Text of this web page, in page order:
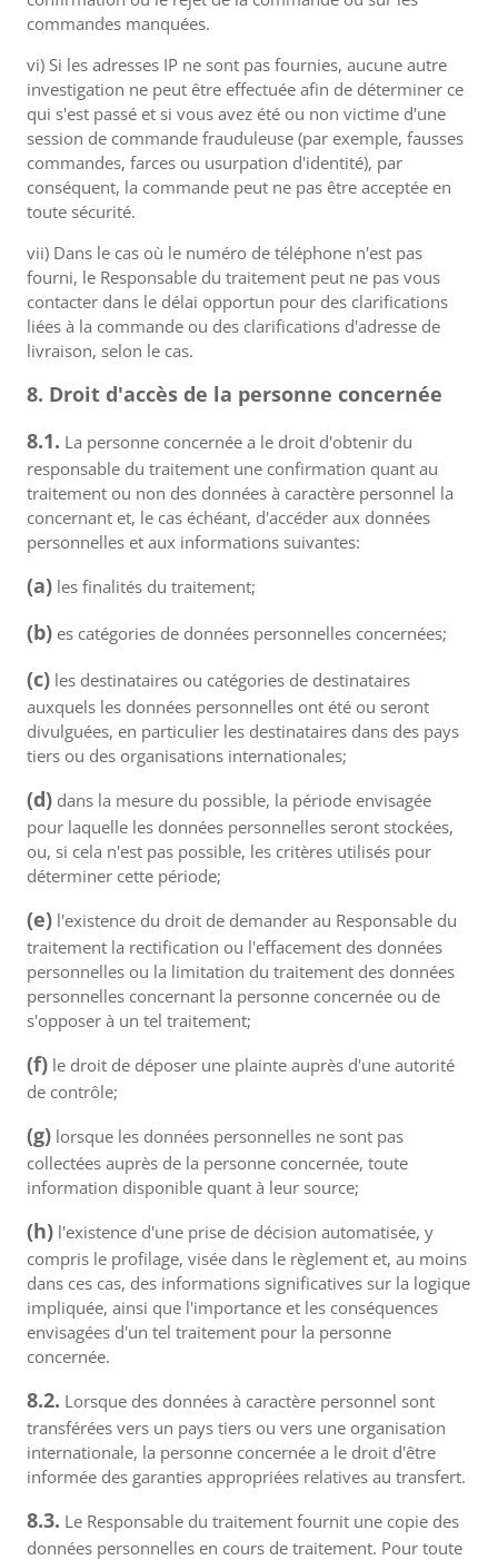
commandes manquées.
vi) Si les adresses IP ne sont pas fournies, aucune autre
investigation ne peut être effectuée afin de déterminer ce
qui s'est passé et si vous avez été ou non victime d'une
session de commande frauduleuse (par exemple, fausses
commandes, farces ou usurpation d'identité), par
conséquent, la commande peut ne pas être acceptée en
toute sécurité.
vii) Dans le cas où le numéro de téléphone n'est pas
fourni, le Responsable du traitement peut ne pas vous
contacter dans le délai opportun pour des clarifications
liées à la commande ou des clarifications d'adresse de
livraison, selon le cas.
8. Droit d'accès de la personne concernée
8.1. La personne concernée a le droit d'obtenir du
responsable du traitement une confirmation quant au
traitement ou non des données à caractère personnel la
concernant et, le cas échéant, d'accéder aux données
personnelles et aux informations suivantes:
(a) les finalités du traitement;
(b) es catégories de données personnelles concernées;
(c) les destinataires ou catégories de destinataires
auxquels les données personnelles ont été ou seront
divulguées, en particulier les destinataires dans des pays
tiers ou des organisations internationales;
(d) dans la mesure du possible, la période envisagée
pour laquelle les données personnelles seront stockées,
ou, si cela n'est pas possible, les critères utilisés pour
déterminer cette période;
(e) l'existence du droit de demander au Responsable du
traitement la rectification ou l'effacement des données
personnelles ou la limitation du traitement des données
personnelles concernant la personne concernée ou de
s'opposer à un tel traitement;
(f) le droit de déposer une plainte auprès d'une autorité
de contrôle;
(g) lorsque les données personnelles ne sont pas
collectées auprès de la personne concernée, toute
information disponible quant à leur source;
(h) l'existence d'une prise de décision automatisée, y
compris le profilage, visée dans le règlement et, au moins
dans ces cas, des informations significatives sur la logique
impliquée, ainsi que l'importance et les conséquences
envisagées d'un tel traitement pour la personne
concernée.
8.2. Lorsque des données à caractère personnel sont
transférées vers un pays tiers ou vers une organisation
internationale, la personne concernée a le droit d'être
informée des garanties appropriées relatives au transfert.
8.3. Le Responsable du traitement fournit une copie des
données personnelles en cours de traitement. Pour toute